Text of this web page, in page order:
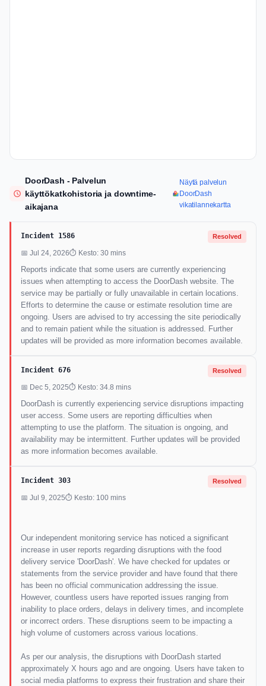
DoorDash - Palvelun
käyttökatkohistoria ja downtime-
aikajana
Näytä palvelun
DoorDash
vikatilannekartta
Incident 1586 Resolved
📅 Jul 24, 2026⏱ Kesto: 30 mins
Reports indicate that some users are currently experiencing
issues when attempting to access the DoorDash website. The
service may be partially or fully unavailable in certain locations.
Efforts to determine the cause or estimate resolution time are
ongoing. Users are advised to try accessing the site periodically
and to remain patient while the situation is addressed. Further
updates will be provided as more information becomes available.
Incident 676 Resolved
📅 Dec 5, 2025⏱ Kesto: 34.8 mins
DoorDash is currently experiencing service disruptions impacting
user access. Some users are reporting difficulties when
attempting to use the platform. The situation is ongoing, and
availability may be intermittent. Further updates will be provided
as more information becomes available.
Incident 303 Resolved
📅 Jul 9, 2025⏱ Kesto: 100 mins
Our independent monitoring service has noticed a significant
increase in user reports regarding disruptions with the food
delivery service 'DoorDash'. We have checked for updates or
statements from the service provider and have found that there
has been no official communication addressing the issue.
However, countless users have reported issues ranging from
inability to place orders, delays in delivery times, and incomplete
or incorrect orders. These disruptions seem to be impacting a
high volume of customers across various locations.
As per our analysis, the disruptions with DoorDash started
approximately X hours ago and are ongoing. Users have taken to
social media platforms to express their frustration and share their